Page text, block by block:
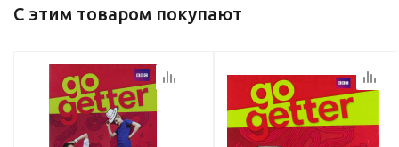
С этим товаром покупают